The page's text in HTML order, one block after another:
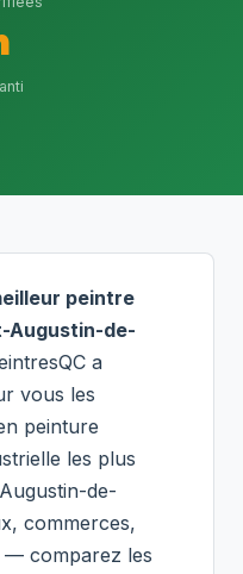
peintre
Augustin-de-
a
vous les
peinture
les plus
de-
commerces,
— comparez les